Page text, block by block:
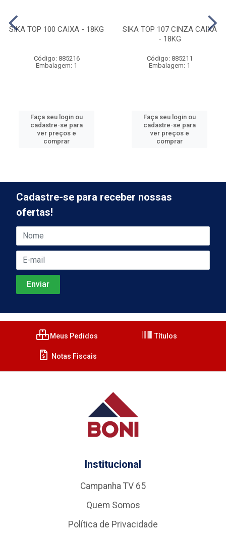
SIKA TOP 100 CAIXA - 18KG
Código: 885216
Embalagem: 1
Faça seu login ou
cadastre-se para
ver preços e
comprar
SIKA TOP 107 CINZA CAIXA
- 18KG
Código: 885211
Embalagem: 1
Faça seu login ou
cadastre-se para
ver preços e
comprar
Cadastre-se para receber nossas
ofertas!
Meus Pedidos Títulos
Notas Fiscais
Institucional
Campanha TV 65
Quem Somos
Política de Privacidade